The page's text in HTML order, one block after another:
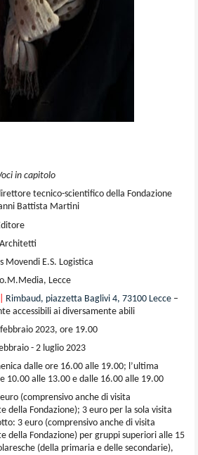
in capitolo
tecnico-scientifico della Fondazione
Battista Martini
Movendi E.S. Logistica
Lecce
Rimbaud, piazzetta Baglivi 4, 73100 Lecce –
accessibili ai diversamente abili
2023, ore 19.00
- 2 luglio 2023
dalle ore 16.00 alle 19.00; l’ultima
10.00 alle 13.00 e dalle 16.00 alle 19.00
(comprensivo anche di visita
della Fondazione); 3 euro per la sola visita
3 euro (comprensivo anche di visita
della Fondazione) per gruppi superiori alle 15
(della primaria e delle secondarie),